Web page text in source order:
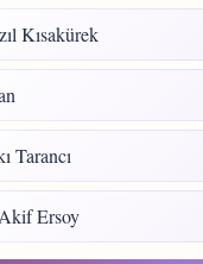
Kısakürek
Tarancı
Ersoy